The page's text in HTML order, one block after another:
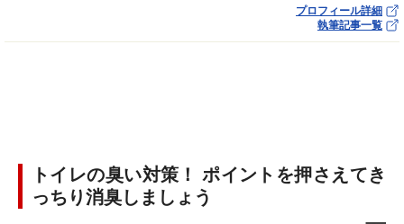
プロフィール詳細
執筆記事一覧
トイレの臭い対策！ ポイントを押さえてき
っちり消臭しましょう